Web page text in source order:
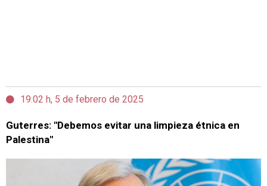
19:02 h, 5 de febrero de 2025
Guterres: "Debemos evitar una limpieza étnica en
Palestina"